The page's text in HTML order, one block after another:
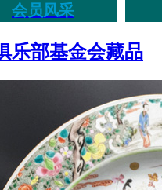
会员风采
乐部基金会藏品